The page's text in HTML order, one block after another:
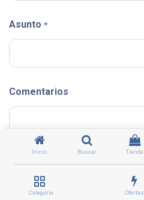
Inicio Buscar Tienda
Categoría Ofertas
Asunto *
Comentarios
Enviar